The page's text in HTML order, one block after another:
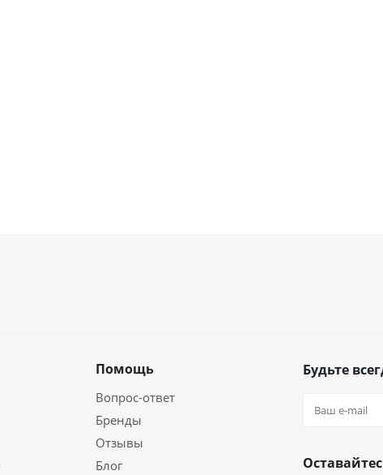
Помощь
Вопрос-ответ
Бренды
Отзывы
Блог
Будьте